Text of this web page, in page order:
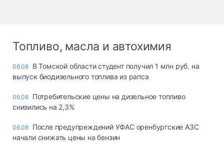
Топливо, масла и автохимия
06.08 В Томской области студент получил 1 млн руб. на
выпуск биодизельного топлива из рапса
06.08 Потребительские цены на дизельное топливо
снизились на 2,3%
06.08 После предупреждений УФАС оренбургские АЗС
начали снижать цены на бензин